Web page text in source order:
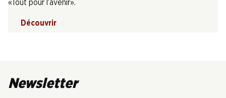
«Tout pour l’avenir».
Découvrir
Newsletter